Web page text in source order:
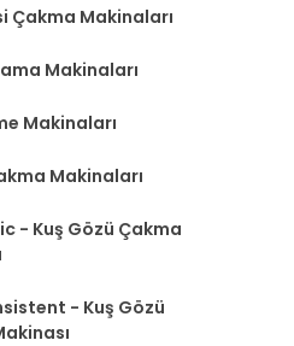
Çakma Makinaları
Makinaları
Makinaları
Makinaları
- Kuş Gözü Çakma
- Kuş Gözü